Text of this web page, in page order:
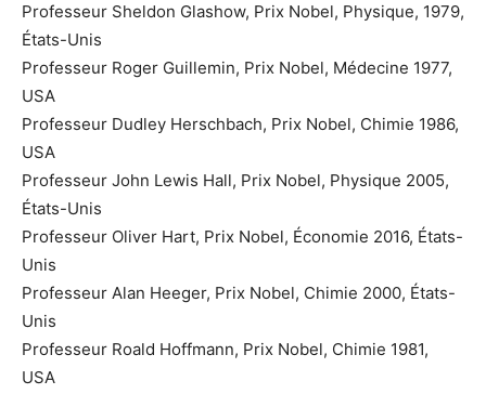
Professeur Sheldon Glashow, Prix Nobel, Physique, 1979,
États-Unis
Professeur Roger Guillemin, Prix Nobel, Médecine 1977,
USA
Professeur Dudley Herschbach, Prix Nobel, Chimie 1986,
USA
Professeur John Lewis Hall, Prix Nobel, Physique 2005,
États-Unis
Professeur Oliver Hart, Prix Nobel, Économie 2016, États-
Unis
Professeur Alan Heeger, Prix Nobel, Chimie 2000, États-
Unis
Professeur Roald Hoffmann, Prix Nobel, Chimie 1981,
USA